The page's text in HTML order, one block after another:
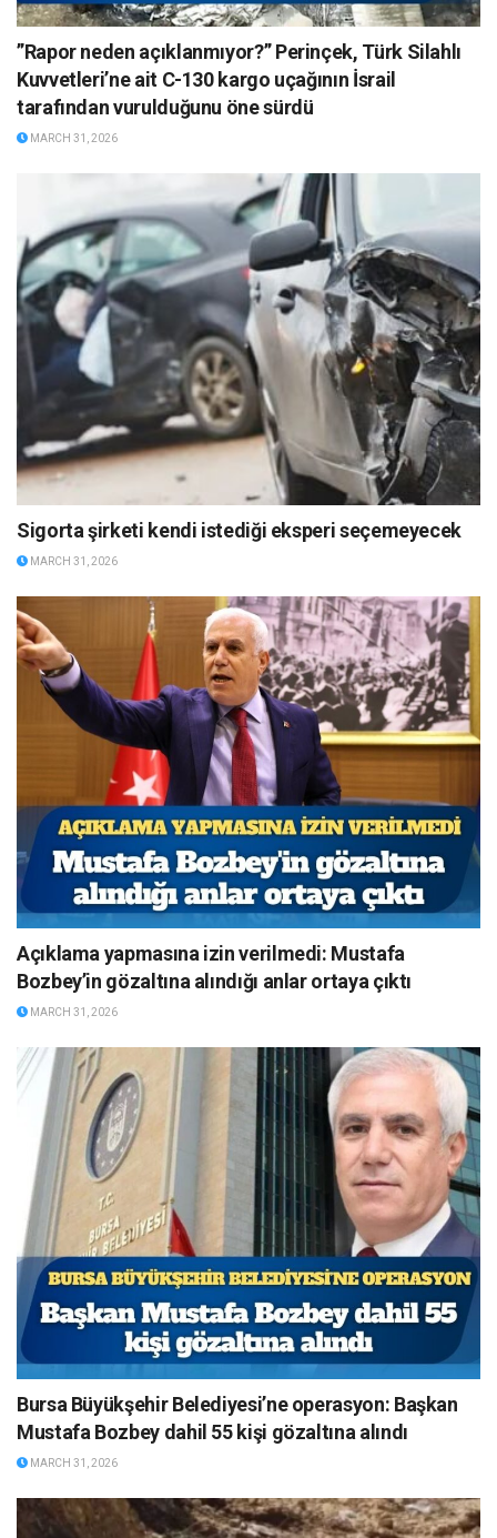
”Rapor neden açıklanmıyor?” Perinçek, Türk Silahlı
Kuvvetleri’ne ait C-130 kargo uçağının İsrail
tarafından vurulduğunu öne sürdü
MARCH 31, 2026
Sigorta şirketi kendi istediği eksperi seçemeyecek
MARCH 31, 2026
Açıklama yapmasına izin verilmedi: Mustafa
Bozbey’in gözaltına alındığı anlar ortaya çıktı
MARCH 31, 2026
Bursa Büyükşehir Belediyesi’ne operasyon: Başkan
Mustafa Bozbey dahil 55 kişi gözaltına alındı
MARCH 31, 2026